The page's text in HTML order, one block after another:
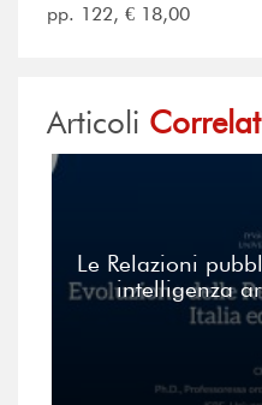
pp. 122, € 18,00
Articoli
Le Relazioni
intelligenza